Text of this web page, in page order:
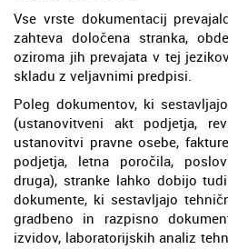
Vse vrste dokumentacij
zahteva določena stranka,
oziroma jih prevajata v tej
skladu z veljavnimi predpisi.
Poleg dokumentov, ki
(ustanovitveni akt podjetja,
ustanovitvi pravne osebe,
podjetja, letna poročila,
druga), stranke lahko dobijo
dokumente, ki sestavljajo
gradbeno in razpisno
izvidov, laboratorijskih analiz